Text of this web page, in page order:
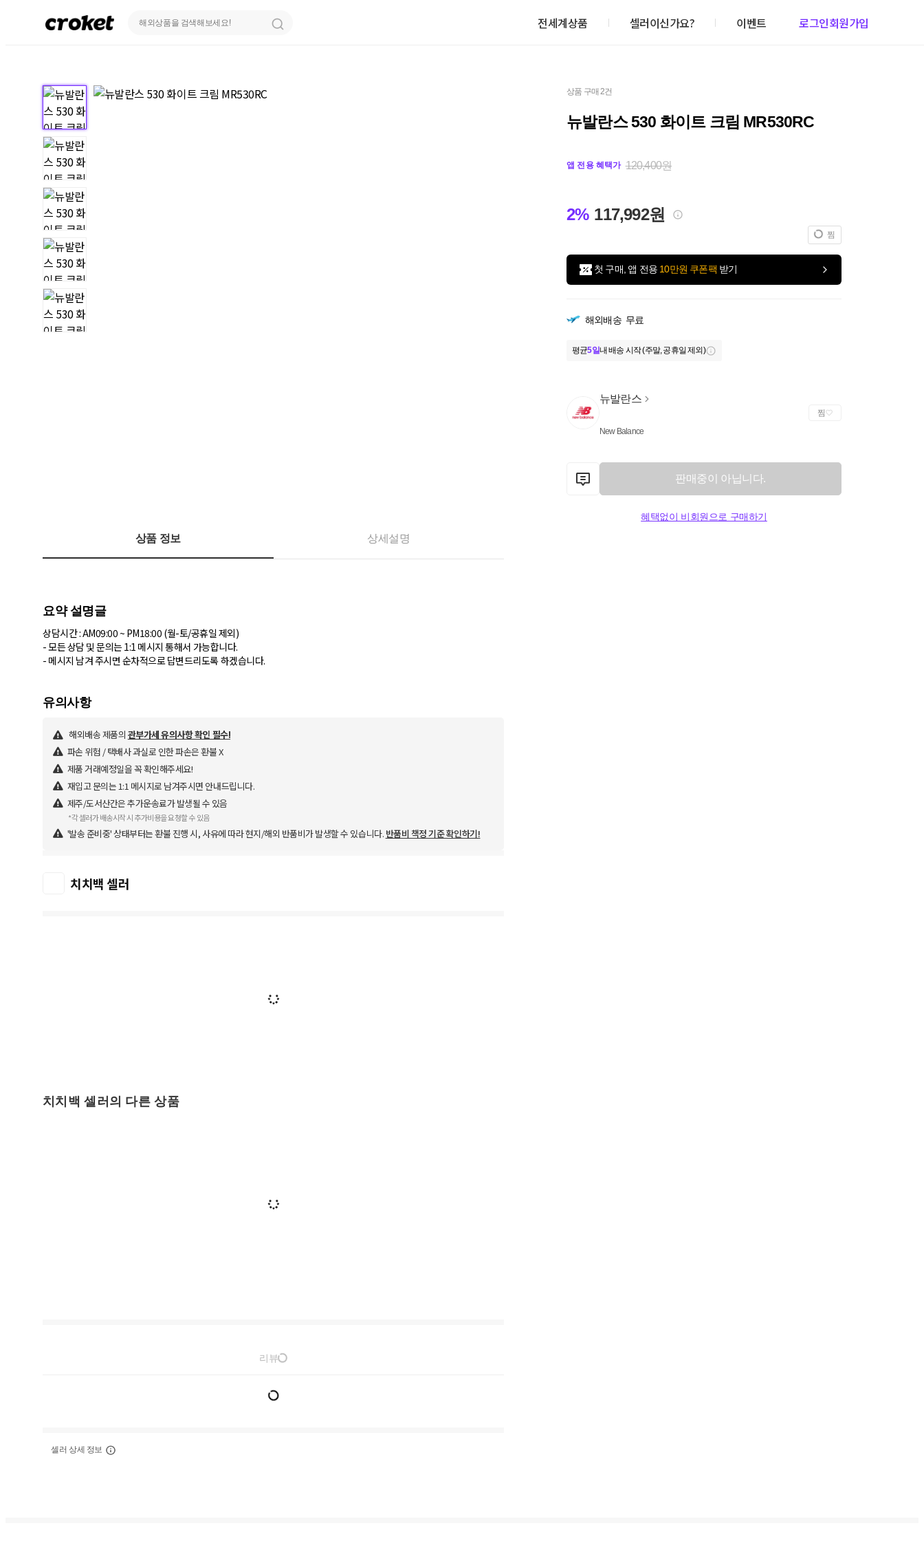
전세계상품 셀러이신가요? 이벤트 로그인회원가입
상품 구매 2건
뉴발란스 530 화이트 크림 MR530RC
앱 전용 혜택가 120,400원
2% 117,992원
찜
첫 구매, 앱 전용 10만원 쿠폰팩 받기
해외배송 무료
평균5일내 배송 시작 (주말, 공휴일 제외)
뉴발란스
New Balance
찜
판매중이 아닙니다.
혜택없이 비회원으로 구매하기
상품 정보 상세설명
요약 설명글
상담시간 : AM09:00 ~ PM18:00 (월-토/공휴일 제외)
- 모든 상담 및 문의는 1:1 메시지 통해서 가능합니다.
- 메시지 남겨 주시면 순차적으로 답변드리도록 하겠습니다.
유의사항
해외배송 제품의 관부가세 유의사항 확인 필수!
파손 위험 / 택배사 과실로 인한 파손은 환불 X
제품 거래예정일을 꼭 확인해주세요!
재입고 문의는 1:1 메시지로 남겨주시면 안내드립니다.
제주/도서산간은 추가운송료가 발생될 수 있음
*각 셀러가 배송시작 시 추가비용을 요청할 수 있음
'발송 준비중' 상태부터는 환불 진행 시, 사유에 따라 현지/해외 반품비가 발생할 수 있습니다. 반품비 책정 기준 확인하기!
치치백 셀러
치치백 셀러의 다른 상품
리뷰
셀러 상세 정보